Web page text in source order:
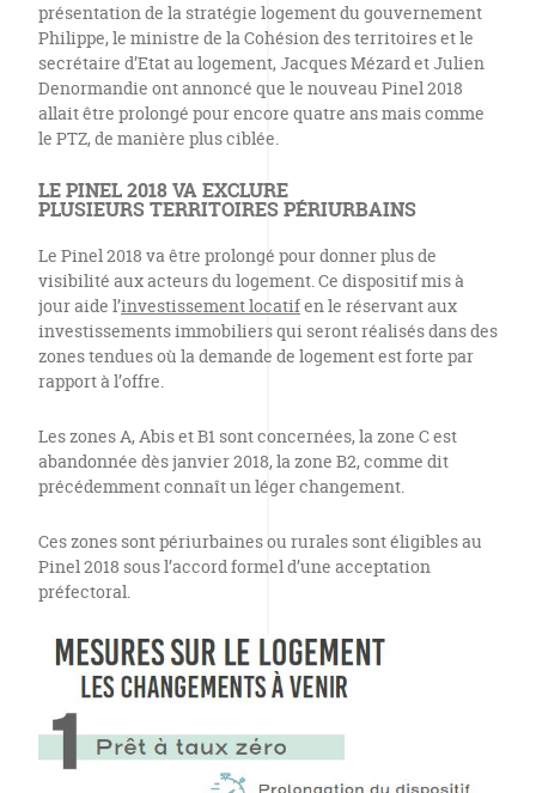
présentation de la stratégie logement du gouvernement
Philippe, le ministre de la Cohésion des territoires et le
secrétaire d’Etat au logement, Jacques Mézard et Julien
Denormandie ont annoncé que le nouveau Pinel 2018
allait être prolongé pour encore quatre ans mais comme
le PTZ, de manière plus ciblée.
LE PINEL 2018 VA EXCLURE
PLUSIEURS TERRITOIRES PÉRIURBAINS
Le Pinel 2018 va être prolongé pour donner plus de
visibilité aux acteurs du logement. Ce dispositif mis à
jour aide l’investissement locatifen le réservant aux
investissements immobiliers qui seront réalisés dans des
zones tendues où la demande de logement est forte par
rapport à l’offre.
Les zones A, Abis et B1 sont concernées, la zone C est
abandonnée dès janvier 2018, la zone B2, comme dit
précédemment connaît un léger changement.
Ces zones sont périurbaines ou rurales sont éligibles au
Pinel 2018 sous l’accord formel d’une acceptation
préfectoral.